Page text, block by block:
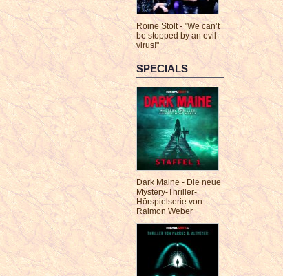
Roine Stolt - "We can’t
be stopped by an evil
virus!"
SPECIALS
Dark Maine - Die neue
Mystery-Thriller-
Hörspielserie von
Raimon Weber